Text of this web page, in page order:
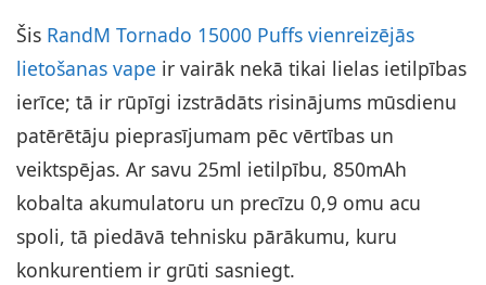
Šis RandM Tornado 15000 Puffs vienreizējās
lietošanas vape ir vairāk nekā tikai lielas ietilpības
ierīce; tā ir rūpīgi izstrādāts risinājums mūsdienu
patērētāju pieprasījumam pēc vērtības un
veiktspējas. Ar savu 25ml ietilpību, 850mAh
kobalta akumulatoru un precīzu 0,9 omu acu
spoli, tā piedāvā tehnisku pārākumu, kuru
konkurentiem ir grūti sasniegt.